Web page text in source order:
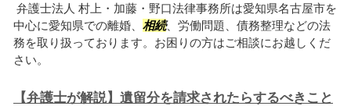
弁護士法人 村上・加藤・野口法律事務所は愛知県名古屋市を
中心に愛知県での離婚、 相続、労働問題、債務整理などの法
務を取り扱っております。お困りの方はご相談にお越しくだ
さい。
【弁護士が解説】遺留分を請求されたらするべきこと